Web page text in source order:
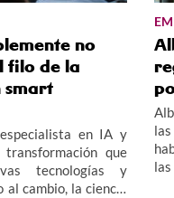
no
filo de la
smart
en IA y
que
tecnologías y
cambio, la ciencia